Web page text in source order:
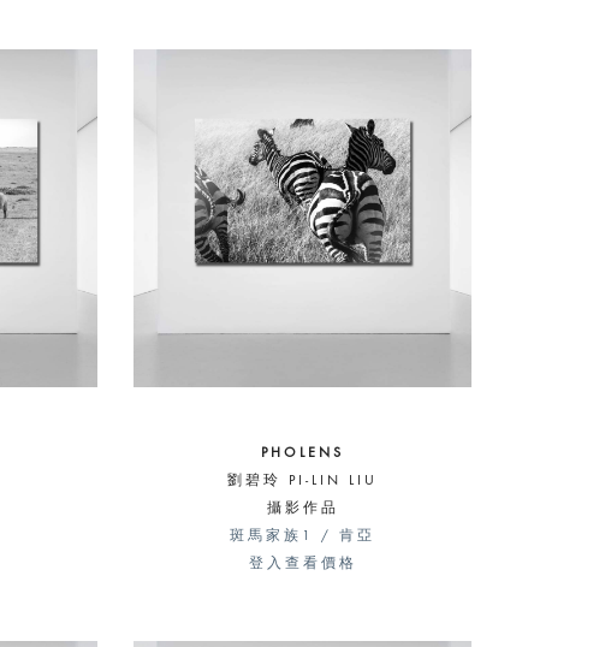
PHOLENS
劉碧玲 PI-LIN LIU
攝影作品
斑馬家族1 / 肯亞
登入查看價格